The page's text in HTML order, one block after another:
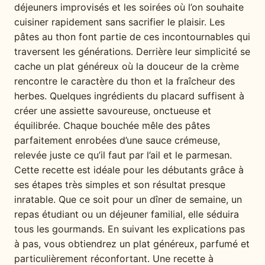
déjeuners improvisés et les soirées où l’on souhaite
cuisiner rapidement sans sacrifier le plaisir. Les
pâtes au thon font partie de ces incontournables qui
traversent les générations. Derrière leur simplicité se
cache un plat généreux où la douceur de la crème
rencontre le caractère du thon et la fraîcheur des
herbes. Quelques ingrédients du placard suffisent à
créer une assiette savoureuse, onctueuse et
équilibrée. Chaque bouchée mêle des pâtes
parfaitement enrobées d’une sauce crémeuse,
relevée juste ce qu’il faut par l’ail et le parmesan.
Cette recette est idéale pour les débutants grâce à
ses étapes très simples et son résultat presque
inratable. Que ce soit pour un dîner de semaine, un
repas étudiant ou un déjeuner familial, elle séduira
tous les gourmands. En suivant les explications pas
à pas, vous obtiendrez un plat généreux, parfumé et
particulièrement réconfortant. Une recette à